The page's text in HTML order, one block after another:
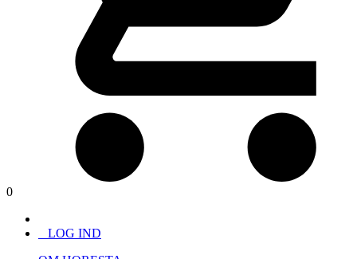
0
LOG IND